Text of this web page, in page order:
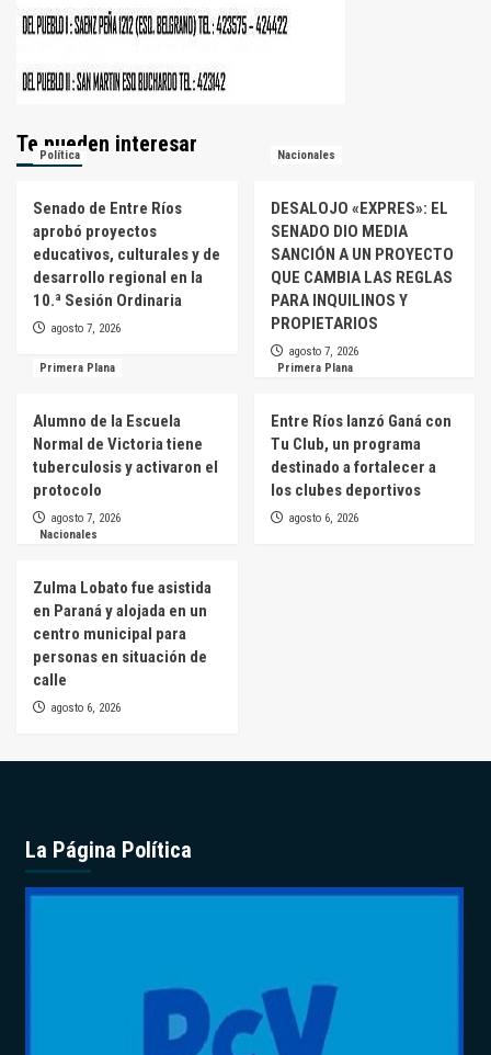
Te pueden interesar
Política
Senado de Entre Ríos
aprobó proyectos
educativos, culturales y de
desarrollo regional en la
10.ª Sesión Ordinaria
agosto 7, 2026
Nacionales
DESALOJO «EXPRES»: EL
SENADO DIO MEDIA
SANCIÓN A UN PROYECTO
QUE CAMBIA LAS REGLAS
PARA INQUILINOS Y
PROPIETARIOS
agosto 7, 2026
Primera Plana
Alumno de la Escuela
Normal de Victoria tiene
tuberculosis y activaron el
protocolo
agosto 7, 2026
Primera Plana
Entre Ríos lanzó Ganá con
Tu Club, un programa
destinado a fortalecer a
los clubes deportivos
agosto 6, 2026
Nacionales
Zulma Lobato fue asistida
en Paraná y alojada en un
centro municipal para
personas en situación de
calle
agosto 6, 2026
La Página Política